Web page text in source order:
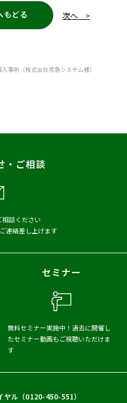
もどる 次へ >
事例（株式会社京急システム様）
・ご相談
相談ください
連絡差し上げます
セミナー
無料セミナー実施中！ 過去に開催し
たセミナー動画もご視聴いただけま
す
ヤル（0120-450-551）